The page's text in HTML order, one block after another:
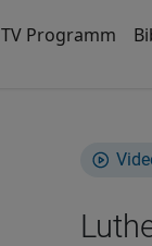
TV Programm